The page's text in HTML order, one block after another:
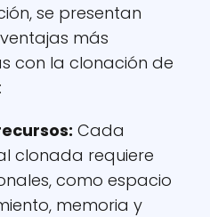
se presentan
más
con la clonación de
Cada
clonada requiere
como espacio
memoria y